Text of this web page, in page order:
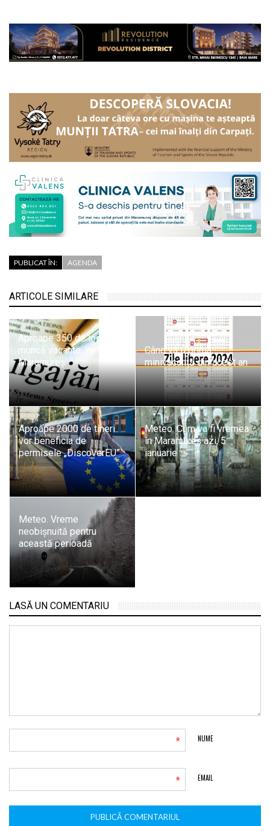
PUBLICAT ÎN: AGENDA
ARTICOLE SIMILARE
Aproape 350 de locuri de
muncă vacante, în
Maramureș
Când va fi prima
minivacanță din acest an
Aproape 2000 de tineri
vor beneficia de
permisele „DiscoverEU”
Meteo. Cum va fi vremea
în Maramureș azi, 5
ianuarie
Meteo. Vreme
neobișnuită pentru
această perioadă
LASĂ UN COMENTARIU
NUME
*
EMAIL
*